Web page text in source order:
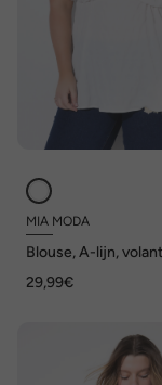
MIA MODA
Blouse, A-lijn,
29,99€